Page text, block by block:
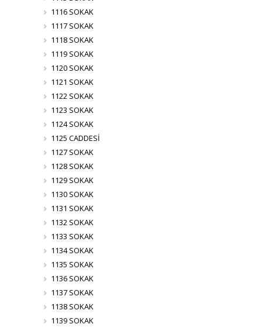
1116 SOKAK
1117 SOKAK
1118 SOKAK
1119 SOKAK
1120 SOKAK
1121 SOKAK
1122 SOKAK
1123 SOKAK
1124 SOKAK
1125 CADDESİ
1127 SOKAK
1128 SOKAK
1129 SOKAK
1130 SOKAK
1131 SOKAK
1132 SOKAK
1133 SOKAK
1134 SOKAK
1135 SOKAK
1136 SOKAK
1137 SOKAK
1138 SOKAK
1139 SOKAK